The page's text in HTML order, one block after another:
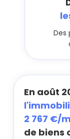
Des
En août
2 767 €/
de biens